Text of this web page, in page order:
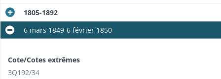
1805-1892
6 mars 1849-6 février 1850
Cote/Cotes extrêmes
3Q192/34